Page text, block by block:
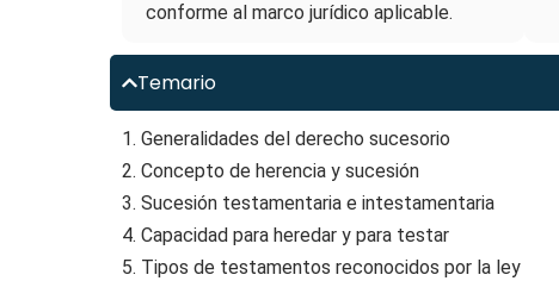
conforme al marco jurídico aplicable.
Temario
1. Generalidades del derecho sucesorio
2. Concepto de herencia y sucesión
3. Sucesión testamentaria e intestamentaria
4. Capacidad para heredar y para testar
5. Tipos de testamentos reconocidos por la ley